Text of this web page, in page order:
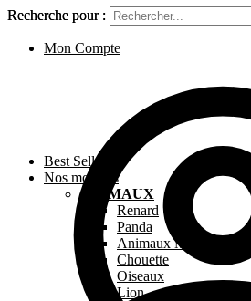
Recherche pour :
Mon Compte
Recherche pour :
Best Sellers
Nos modèles
ANIMAUX
Renard
Panda
Animaux Marins
Chouette
Oiseaux
Lion